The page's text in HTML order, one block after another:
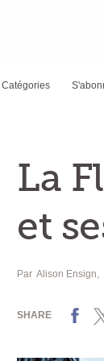
Catégories
La
et
Par Alison Ensign
SHARE